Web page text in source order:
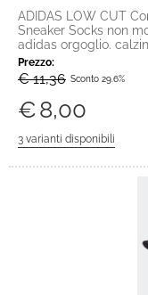
ADIDAS LOW CUT
Sneaker Socks non
adidas orgoglio.
Prezzo:
€ 11,36 Sconto 29.6%
€8,00